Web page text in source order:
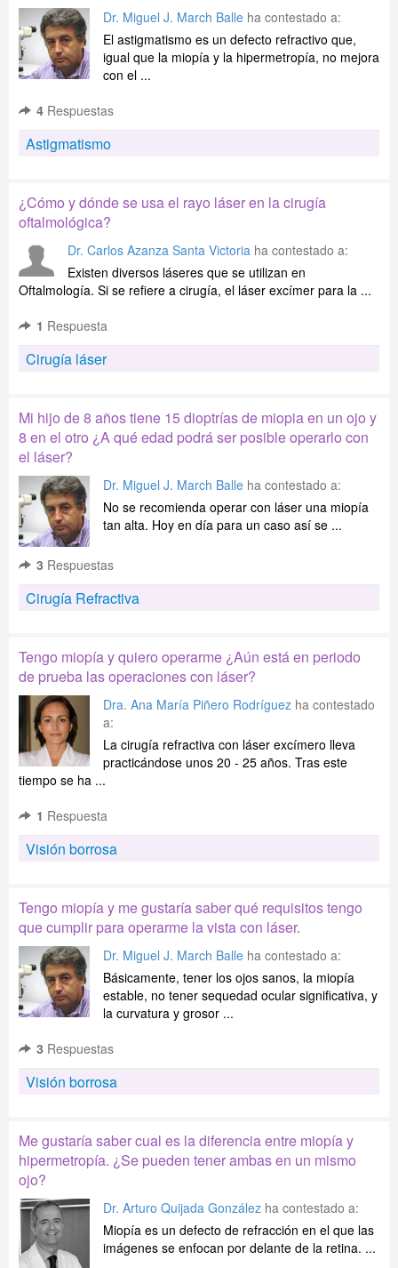
Dr. Miguel J. March Balle ha contestado a:
El astigmatismo es un defecto refractivo que,
igual que la miopía y la hipermetropía, no mejora
con el ...
4 Respuestas
Astigmatismo
¿Cómo y dónde se usa el rayo láser en la cirugía
oftalmológica?
Dr. Carlos Azanza Santa Victoria ha contestado a:
Existen diversos láseres que se utilizan en
Oftalmología. Si se refiere a cirugía, el láser excímer para la ...
1 Respuesta
Cirugía láser
Mi hijo de 8 años tiene 15 dioptrías de miopia en un ojo y
8 en el otro ¿A qué edad podrá ser posible operarlo con
el láser?
Dr. Miguel J. March Balle ha contestado a:
No se recomienda operar con láser una miopía
tan alta. Hoy en día para un caso así se ...
3 Respuestas
Cirugía Refractiva
Tengo miopía y quiero operarme ¿Aún está en periodo
de prueba las operaciones con láser?
Dra. Ana María Piñero Rodríguez ha contestado
a:
La cirugía refractiva con láser excímero lleva
practicándose unos 20 - 25 años. Tras este
tiempo se ha ...
1 Respuesta
Visión borrosa
Tengo miopía y me gustaría saber qué requisitos tengo
que cumplir para operarme la vista con láser.
Dr. Miguel J. March Balle ha contestado a:
Básicamente, tener los ojos sanos, la miopía
estable, no tener sequedad ocular significativa, y
la curvatura y grosor ...
3 Respuestas
Visión borrosa
Me gustaría saber cual es la diferencia entre miopía y
hipermetropía. ¿Se pueden tener ambas en un mismo
ojo?
Dr. Arturo Quijada González ha contestado a:
Miopía es un defecto de refracción en el que las
imágenes se enfocan por delante de la retina. ...